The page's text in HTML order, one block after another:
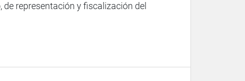
representación y fiscalización del